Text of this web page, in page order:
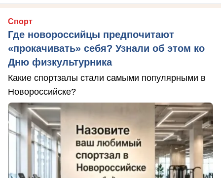
Спорт
Где новороссийцы предпочитают
«прокачивать» себя? Узнали об этом ко
Дню физкультурника
Какие спортзалы стали самыми популярными в
Новороссийске?